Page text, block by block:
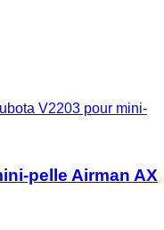
V2203 pour mini-
pelle Airman AX